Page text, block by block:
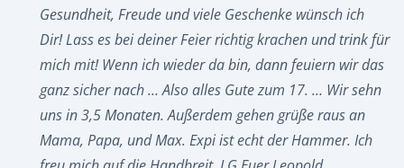
Gesundheit, Freude und viele Geschenke wünsch ich
Dir! Lass es bei deiner Feier richtig krachen und trink für
mich mit! Wenn ich wieder da bin, dann feuiern wir das
ganz sicher nach … Also alles Gute zum 17. … Wir sehn
uns in 3,5 Monaten. Außerdem gehen grüße raus an
Mama, Papa, und Max. Expi ist echt der Hammer. Ich